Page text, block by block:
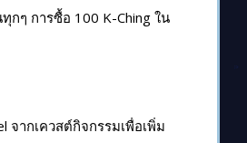
กๆ การซื้อ 100 K-Ching ใน
จากเควสต์กิจกรรมเพื่อเพิ่ม